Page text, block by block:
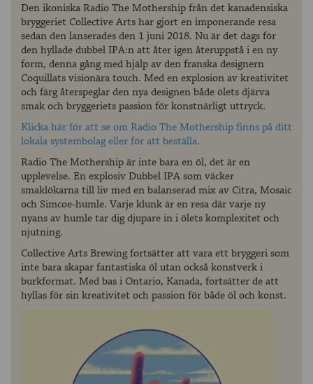
Den ikoniska Radio The Mothership från det kanadensiska
bryggeriet Collective Arts har gjort en imponerande resa
sedan den lanserades den 1 juni 2018. Nu är det dags för
den hyllade dubbel IPA:n att åter igen återuppstå i en ny
form, denna gång med hjälp av den franska designern
Coquillats visionära touch. Med en explosion av kreativitet
och färg återspeglar den nya designen både ölets djärva
smak och bryggeriets passion för konstnärligt uttryck.
Klicka här för att se om Radio The Mothership finns på ditt
lokala systembolag eller för att beställa.
Radio The Mothership är inte bara en öl, det är en
upplevelse. En explosiv Dubbel IPA som väcker
smaklökarna till liv med en balanserad mix av Citra, Mosaic
och Simcoe-humle. Varje klunk är en resa där varje ny
nyans av humle tar dig djupare in i ölets komplexitet och
njutning.
Collective Arts Brewing fortsätter att vara ett bryggeri som
inte bara skapar fantastiska öl utan också konstverk i
burkformat. Med bas i Ontario, Kanada, fortsätter de att
hyllas för sin kreativitet och passion för både öl och konst.